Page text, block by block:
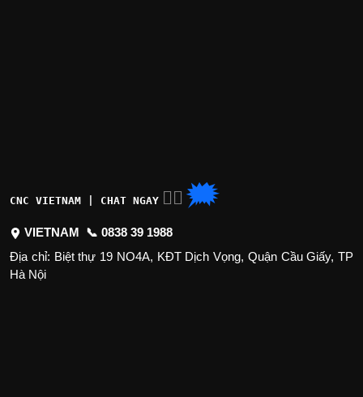
CNC VIETNAM | CHAT NGAY 👉🏽 🗯
VIETNAM 📞 0838 39 1988
Địa chỉ: Biệt thự 19 NO4A, KĐT Dịch Vọng, Quận Cầu Giấy, TP
Hà Nội